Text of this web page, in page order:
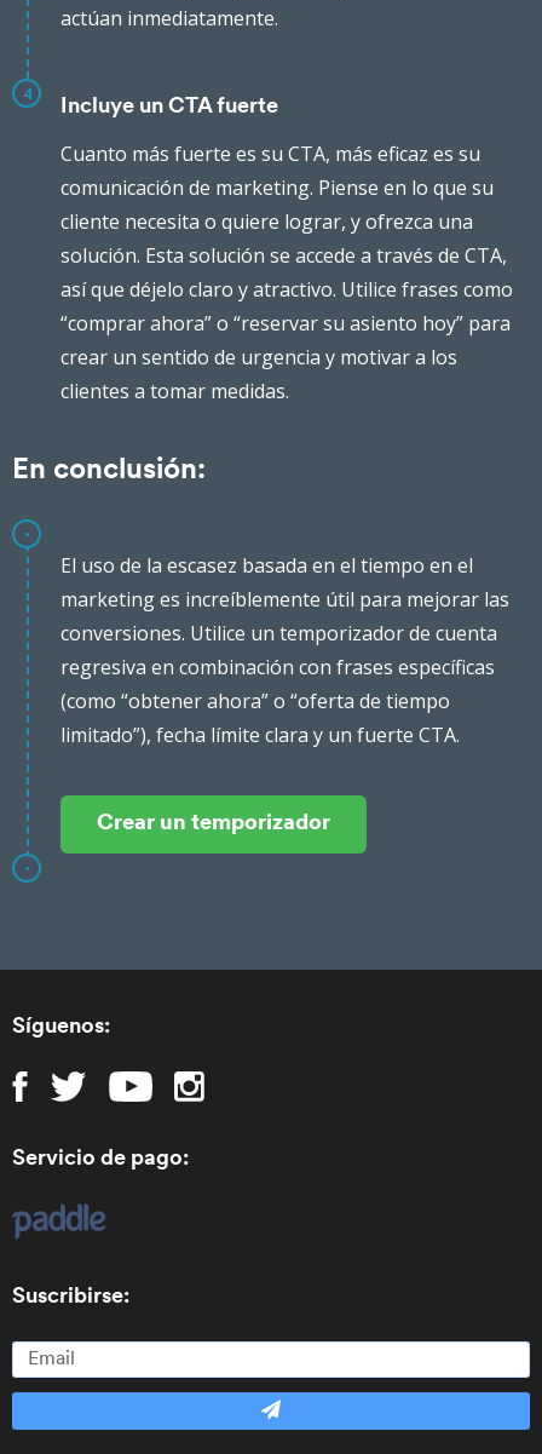
actúan inmediatamente.
4
Incluye un CTA fuerte
Cuanto más fuerte es su CTA, más eficaz es su
comunicación de marketing. Piense en lo que su
cliente necesita o quiere lograr, y ofrezca una
solución. Esta solución se accede a través de CTA,
así que déjelo claro y atractivo. Utilice frases como
“comprar ahora” o “reservar su asiento hoy” para
crear un sentido de urgencia y motivar a los
clientes a tomar medidas.
En conclusión:
El uso de la escasez basada en el tiempo en el
marketing es increíblemente útil para mejorar las
conversiones. Utilice un temporizador de cuenta
regresiva en combinación con frases específicas
(como “obtener ahora” o “oferta de tiempo
limitado”), fecha límite clara y un fuerte CTA.
Crear un temporizador
Síguenos:
Servicio de pago:
Suscribirse: